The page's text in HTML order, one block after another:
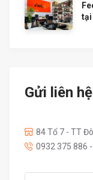
tại
Gửi liên hệ
84 Tổ 7 - TT
0932 375 886